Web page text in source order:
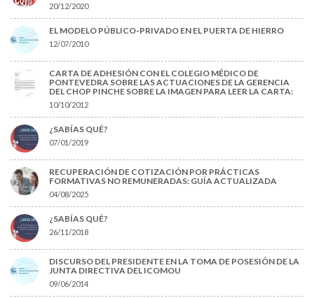
20/12/2020
EL MODELO PÚBLICO-PRIVADO EN EL PUERTA DE HIERRO
12/07/2010
CARTA DE ADHESIÓN CON EL COLEGIO MÉDICO DE
PONTEVEDRA SOBRE LAS ACTUACIONES DE LA GERENCIA
DEL CHOP PINCHE SOBRE LA IMAGEN PARA LEER LA CARTA:
10/10/2012
¿SABÍAS QUÉ?
07/01/2019
RECUPERACIÓN DE COTIZACIÓN POR PRÁCTICAS
FORMATIVAS NO REMUNERADAS: GUÍA ACTUALIZADA
04/08/2025
¿SABÍAS QUÉ?
26/11/2018
DISCURSO DEL PRESIDENTE EN LA TOMA DE POSESIÓN DE LA
JUNTA DIRECTIVA DEL ICOMOU
09/06/2014